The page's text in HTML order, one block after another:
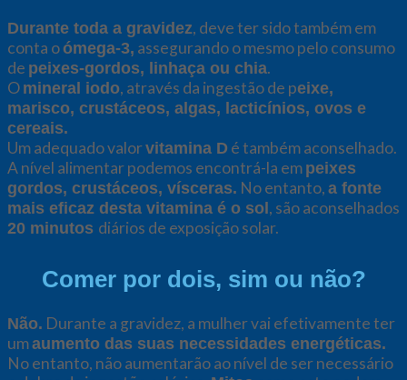
Durante toda a gravidez, deve ter sido também em
conta oómega-3, assegurando o mesmo pelo consumo
de peixes-gordos, linhaça ou chia.
O mineral iodo, através da ingestão de peixe,
marisco, crustáceos, algas, lacticínios, ovos e
cereais.
Um adequado valorvitamina D é também aconselhado.
A nível alimentar podemos encontrá-la em peixes
gordos, crustáceos, vísceras. No entanto, a fonte
mais eficaz desta vitamina é o sol , são aconselhados
20 minutos diários de exposição solar.
Comer por dois, sim ou não?
Não. Durante a gravidez, a mulher vai efetivamente ter
umaumento das suas necessidades energéticas.
No entanto, não aumentarão ao nível de ser necessário